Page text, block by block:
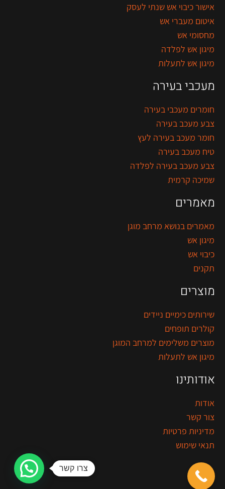
אישור כיבוי אש שנתי לעסק
איטום מעברי אש
מחסומי אש
מיגון אש לפלדה
מיגון אש לתעלות
מעכבי בעירה
חומרים מעכבי בעירה
צבע מעכב בעירה
חומר מעכב בעירה לעץ
טיח מעכב בעירה
צבע מעכב בעירה לפלדה
שמיכה קרמית
מאמרים
מאמרים בנושא מרחב מוגן
מיגון אש
כיבוי אש
תקנים
מוצרים
שירותים כימיים ניידים
קולרים תופחים
מוצרים משלימים למרחב המוגן
מיגון אש לתעלות
אודותינו
אודות
צור קשר
מדיניות פרטיות
תנאי שימוש
צרו קשר